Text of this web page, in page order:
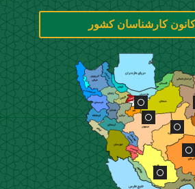
کانون کارشناسان کشور